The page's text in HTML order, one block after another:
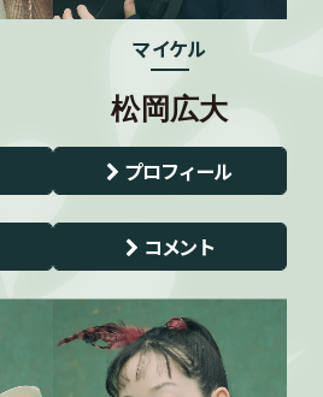
マイケル
松岡広大
プロフィール
コメント